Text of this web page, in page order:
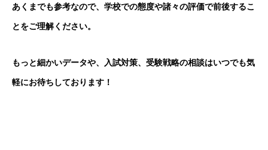
あくまでも参考なので、学校での態度や諸々の評価で前後するこ
とをご理解ください。
もっと細かいデータや、入試対策、受験戦略の相談はいつでも気
軽にお待ちしております！